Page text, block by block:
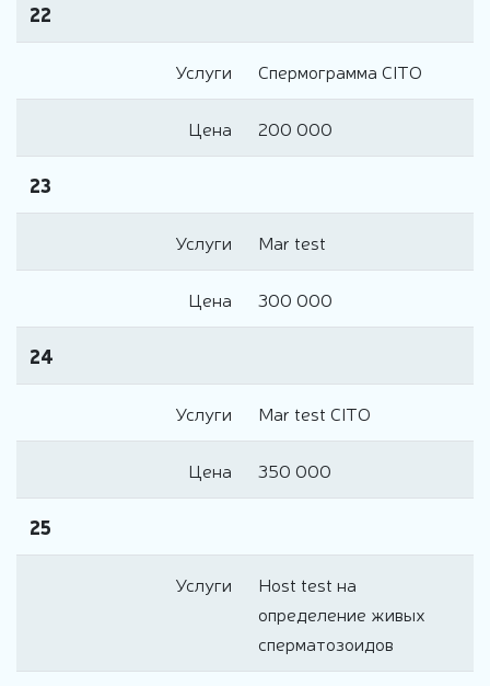
22
Услуги Спермограмма CITO
Цена 200 000
23
Услуги Mar test
Цена 300 000
24
Услуги Mar test CITO
Цена 350 000
25
Услуги
Host test на
определение живых
сперматозоидов